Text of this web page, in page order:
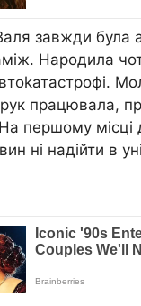
завжди була
Народила
працювала,
першому місці
ні надійти в